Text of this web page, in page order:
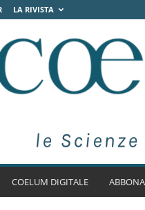
LA RIVISTA
COELUM DIGITALE